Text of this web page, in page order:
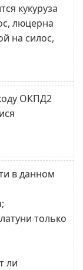
кукуруза
люцерна
на силос,
ОКПД2
в данном
только
ли